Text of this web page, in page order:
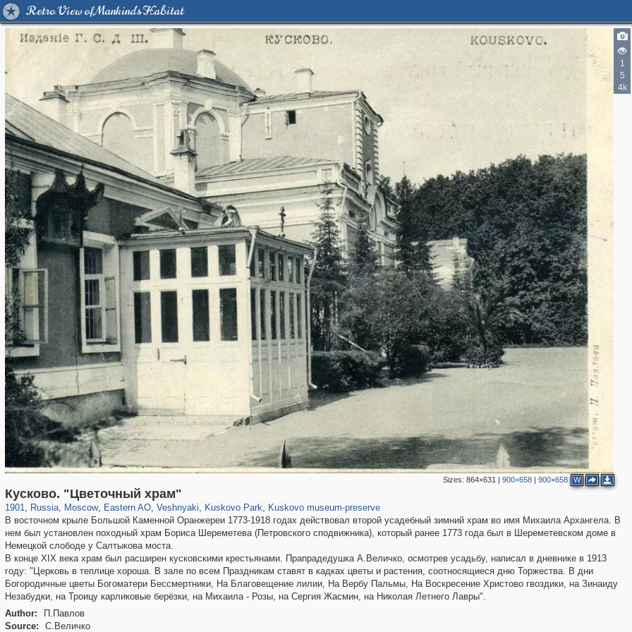
Retro View of Mankind's Habitat
1
5
4k
Sizes: 864×631 | 900×658| 900×658 W
Кусково. "Цветочный храм"
1901, Russia
1,407,206 29,248
, Moscow
319,878 8,286
, Eastern AO
20,939 306
, Veshnyaki
2,289 66
, Kuskovo Park, Kuskovo museum-preserve
В восточном крыле Большой Каменной Оранжереи 1773-1918 годах действовал второй усадебный зимний храм во имя Михаила Архангела. В
нем был установлен походный храм Бориса Шереметева (Петровского сподвижника), который ранее 1773 года был в Шереметевском доме в
Немецкой слободе у Салтыкова моста.
В конце XIX века храм был расширен кусковскими крестьянами. Прапрадедушка А.Величко, осмотрев усадьбу, написал в дневнике в 1913
году: "Церковь в теплице хороша. В зале по всем Праздникам ставят в кадках цветы и растения, соотносящиеся дню Торжества. В дни
Богородичные цветы Богоматери Бессмертники, На Благовещение лилии, На Вербу Пальмы, На Воскресение Христово гвоздики, на Зинаиду
Незабудки, на Троицу карликовые берёзки, на Михаила - Розы, на Сергия Жасмин, на Николая Летнего Лавры".
Author:
П.Павлов
Source:
С.Величко